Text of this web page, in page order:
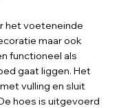
het voeteneinde
maar ook
functioneel als
gaat liggen. Het
vulling en sluit
hoes is uitgevoerd